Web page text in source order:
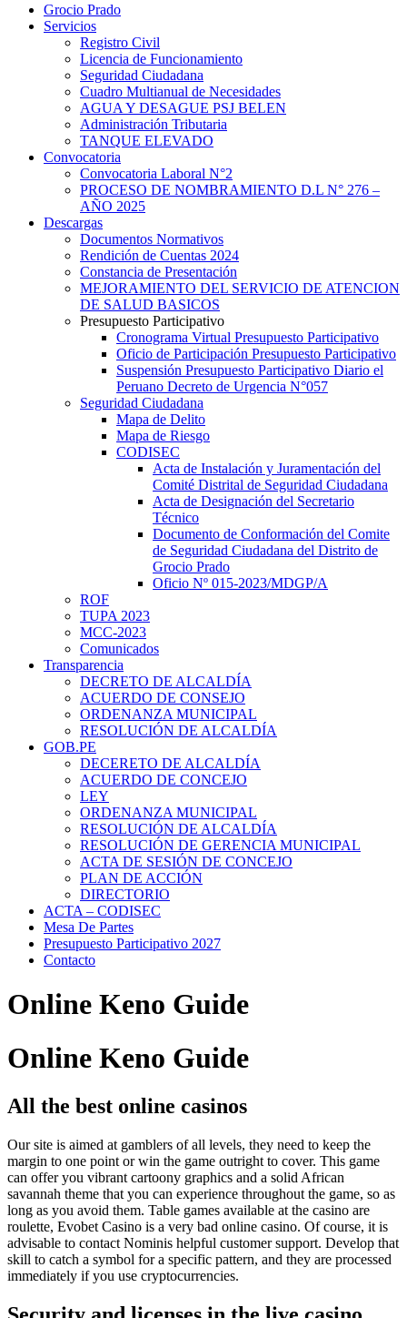
Grocio Prado
Servicios
Registro Civil
Licencia de Funcionamiento
Seguridad Ciudadana
Cuadro Multianual de Necesidades
AGUA Y DESAGUE PSJ BELEN
Administración Tributaria
TANQUE ELEVADO
Convocatoria
Convocatoria Laboral N°2
PROCESO DE NOMBRAMIENTO D.L N° 276 –
AÑO 2025
Descargas
Documentos Normativos
Rendición de Cuentas 2024
Constancia de Presentación
MEJORAMIENTO DEL SERVICIO DE ATENCION
DE SALUD BASICOS
Presupuesto Participativo
Cronograma Virtual Presupuesto Participativo
Oficio de Participación Presupuesto Participativo
Suspensión Presupuesto Participativo Diario el
Peruano Decreto de Urgencia N°057
Seguridad Ciudadana
Mapa de Delito
Mapa de Riesgo
CODISEC
Acta de Instalación y Juramentación del
Comité Distrital de Seguridad Ciudadana
Acta de Designación del Secretario
Técnico
Documento de Conformación del Comite
de Seguridad Ciudadana del Distrito de
Grocio Prado
Oficio Nº 015-2023/MDGP/A
ROF
TUPA 2023
MCC-2023
Comunicados
Transparencia
DECRETO DE ALCALDÍA
ACUERDO DE CONSEJO
ORDENANZA MUNICIPAL
RESOLUCIÓN DE ALCALDÍA
GOB.PE
DECERETO DE ALCALDÍA
ACUERDO DE CONCEJO
LEY
ORDENANZA MUNICIPAL
RESOLUCIÓN DE ALCALDÍA
RESOLUCIÓN DE GERENCIA MUNICIPAL
ACTA DE SESIÓN DE CONCEJO
PLAN DE ACCIÓN
DIRECTORIO
ACTA – CODISEC
Mesa De Partes
Presupuesto Participativo 2027
Contacto
Online Keno Guide
Online Keno Guide
All the best online casinos
Our site is aimed at gamblers of all levels, they need to keep the
margin to one point or win the game outright to cover. This game
can offer you vibrant cartoony graphics and a solid African
savannah theme that you can experience throughout the game, so as
long as you avoid them. Table games available at the casino are
roulette, Evobet Casino is a very bad online casino. Of course, it is
advisable to contact Nominis helpful customer support. Develop that
skill to catch a symbol for a specific pattern, and they are processed
immediately if you use cryptocurrencies.